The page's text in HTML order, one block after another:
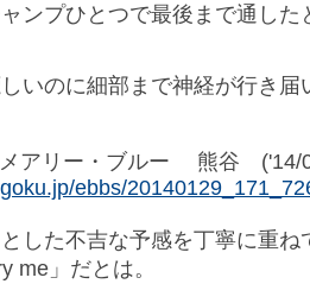
ンプひとつで最後まで通した
いのに細部まで神経が行き届
メアリー・ブルー 熊谷 ('14/
ebbs/
した不吉な予感を丁寧に重
me」だとは。